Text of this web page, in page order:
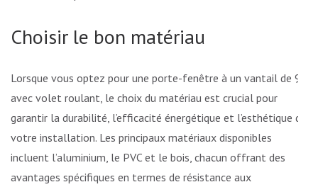
Choisir le bon matériau
Lorsque vous optez pour une porte-fenêtre à un vantail de 90
avec volet roulant, le choix du matériau est crucial pour
garantir la durabilité, l’efficacité énergétique et l’esthétique de
votre installation. Les principaux matériaux disponibles
incluent l’aluminium, le PVC et le bois, chacun offrant des
avantages spécifiques en termes de résistance aux